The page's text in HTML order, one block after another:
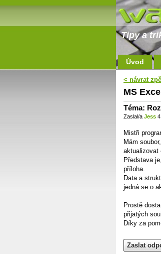
Tipy a
Úvod
< návrat
MS Excel
Téma:
Zaslal/a Jess
Mistři
Mám
aktualizovat
Představa
příloha.
Data a
jedná se o
Prostě
přijatých
Díky za
Zaslat